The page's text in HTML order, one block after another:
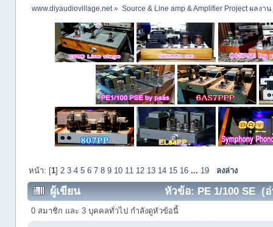
www.diyaudiovillage.net» Source & Line amp & Amplifier Project ผลงาน
หน้า: [1]2 3 4 5 6 7 8 9 10 11 12 13 14 15 16 ... 19 ลงล่าง
ผู้เขียน หัวข้อ: PE 1/100 SE (อ่
0 สมาชิก และ 3 บุคคลทั่วไป กำลังดูหัวข้อนี้